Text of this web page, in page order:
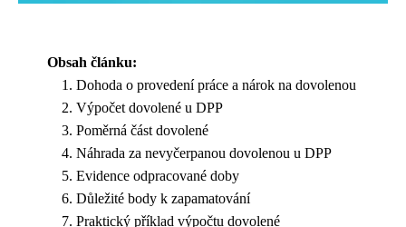
Obsah článku:
Dohoda o provedení práce a nárok na dovolenou
Výpočet dovolené u DPP
Poměrná část dovolené
Náhrada za nevyčerpanou dovolenou u DPP
Evidence odpracované doby
Důležité body k zapamatování
Praktický příklad výpočtu dovolené